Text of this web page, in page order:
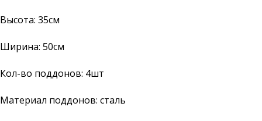
Высота: 35см
Ширина: 50см
Кол-во поддонов: 4шт
Материал поддонов: сталь